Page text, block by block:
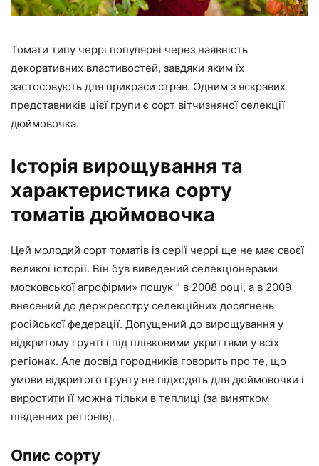
Томати типу черрі популярні через наявність
декоративних властивостей, завдяки яким їх
застосовують для прикраси страв. Одним з яскравих
представників цієї групи є сорт вітчизняної селекції
дюймовочка.
Історія вирощування та
характеристика сорту
томатів дюймовочка
Цей молодий сорт томатів із серії черрі ще не має своєї
великої історії. Він був виведений селекціонерами
московської агрофірми» пошук ” в 2008 році, а в 2009
внесений до держреєстру селекційних досягнень
російської федерації. Допущений до вирощування у
відкритому грунті і під плівковими укриттями у всіх
регіонах. Але досвід городників говорить про те, що
умови відкритого грунту не підходять для дюймовочки і
виростити її можна тільки в теплиці (за винятком
південних регіонів).
Опис сорту